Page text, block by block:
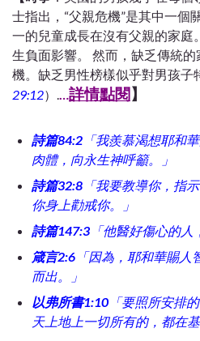
士指出，“父親危機”是其中一個
一的兒童成長在沒有父親的家庭
生負面影響。 然而，缺乏傳統
機。缺乏男性榜樣似乎對男孩子
29:12）.…詳情點閱】
詩篇84:2 「我羨慕渴想耶和
肉體，向永生神呼籲。」
詩篇32:8 「我要教導你，指
你身上勸戒你。」
詩篇147:3 「他醫好傷心的人
箴言2:6 「因為，耶和華賜
而出。」
以弗所書1:10 「要照所安排
天上地上一切所有的，都在